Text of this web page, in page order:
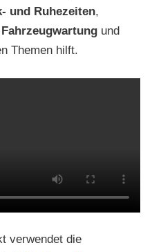
und Ruhezeiten,
Fahrzeugwartung und
Themen hilft.
verwendet die